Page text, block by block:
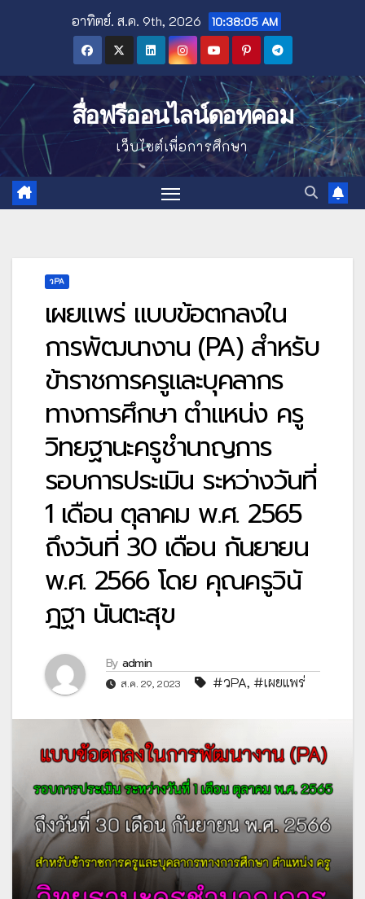
อาทิตย์. ส.ค. 9th, 2026 10:38:06 AM
สื่อฟรีออนไลน์ดอทคอม
เว็บไซต์เพื่อการศึกษา
วPA
เผยแพร่ แบบข้อตกลงใน
การพัฒนางาน (PA) สำหรับ
ข้าราชการครูและบุคลากร
ทางการศึกษา ตำแหน่ง ครู
วิทยฐานะครูชำนาญการ
รอบการประเมิน ระหว่างวันที่
1 เดือน ตุลาคม พ.ศ. 2565
ถึงวันที่ 30 เดือน กันยายน
พ.ศ. 2566 โดย คุณครูวินั
ฎฐา นันตะสุข
By admin
ส.ค. 29, 2023 #วPA, #เผยแพร่